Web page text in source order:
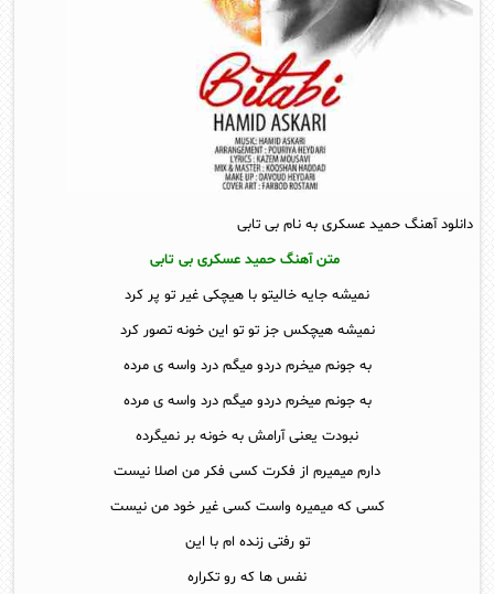
دانلود آهنگ حمید عسکری به نام بی تابی
متن آهنگ حمید عسکری بی تابی
نمیشه جایه خالیتو با هیچکی غیر تو پر کرد
نمیشه هیچکس جز تو تو این خونه تصور کرد
به جونم میخرم دردو میگم درد واسه ی مرده
به جونم میخرم دردو میگم درد واسه ی مرده
نبودت یعنی آرامش به خونه بر نمیگرده
دارم میمیرم از فکرت کسی فکر من اصلا نیست
کسی که میمیره واست کسی غیر خود من نیست
تو رفتی زنده ام با این
نفس ها که رو تکراره